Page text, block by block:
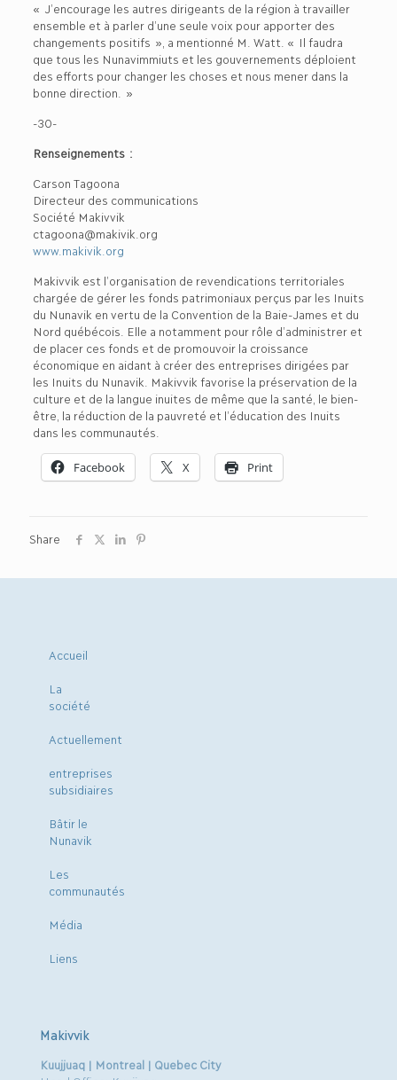
« J’encourage les autres dirigeants de la région à travailler
ensemble et à parler d’une seule voix pour apporter des
changements positifs », a mentionné M. Watt. « Il faudra
que tous les Nunavimmiuts et les gouvernements déploient
des efforts pour changer les choses et nous mener dans la
bonne direction. »
-30-
Renseignements :
Carson Tagoona
Directeur des communications
Société Makivvik
ctagoona@makivik.org
www.makivik.org
Makivvik est l’organisation de revendications territoriales
chargée de gérer les fonds patrimoniaux perçus par les Inuits
du Nunavik en vertu de la Convention de la Baie-James et du
Nord québécois. Elle a notamment pour rôle d’administrer et
de placer ces fonds et de promouvoir la croissance
économique en aidant à créer des entreprises dirigées par
les Inuits du Nunavik. Makivvik favorise la préservation de la
culture et de la langue inuites de même que la santé, le bien-
être, la réduction de la pauvreté et l’éducation des Inuits
dans les communautés.
Facebook X Print
Share
Accueil
La
société
Actuellement
entreprises
subsidiaires
Bâtir le
Nunavik
Les
communautés
Média
Liens
Makivvik
Kuujjuaq | Montreal | Quebec City